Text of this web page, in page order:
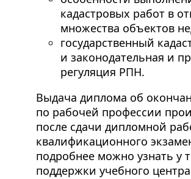
кадастровых работ в
множества объектов
государственный
и законодательная и
регуляция РПН.
Выдача диплома об
по рабочей профессии
после сдачи дипломной
квалификационного
подробнее можно узнать у
поддержки учебного